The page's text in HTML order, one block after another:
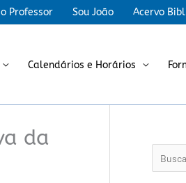
Professor Sou João Acervo
Calendários e Horários
da